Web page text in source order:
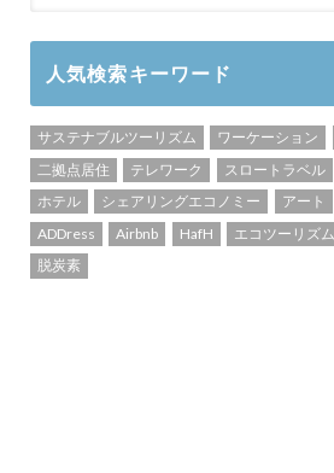
人気検索キーワード
サステナブルツーリズム ワーケーション
二拠点居住
テレワーク スロートラベル
ホテル
シェアリングエコノミー アート
ADDress
Airbnb HafH エコツーリズム
脱炭素